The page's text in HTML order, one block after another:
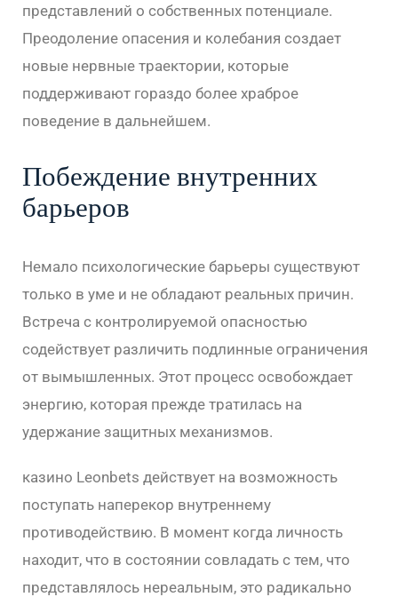
представлений о собственных потенциале.
Преодоление опасения и колебания создает
новые нервные траектории, которые
поддерживают гораздо более храброе
поведение в дальнейшем.
Побеждение внутренних
барьеров
Немало психологические барьеры существуют
только в уме и не обладают реальных причин.
Встреча с контролируемой опасностью
содействует различить подлинные ограничения
от вымышленных. Этот процесс освобождает
энергию, которая прежде тратилась на
удержание защитных механизмов.
казино Leonbets действует на возможность
поступать наперекор внутреннему
противодействию. В момент когда личность
находит, что в состоянии совладать с тем, что
представлялось нереальным, это радикально